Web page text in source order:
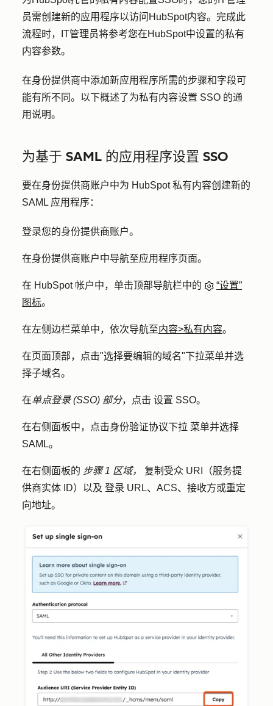
员需创建新的应用程序以访问HubSpot内容。完成此
流程时，IT管理员将参考您在HubSpot中设置的私有
内容参数。
在身份提供商中添加新应用程序所需的步骤和字段可
能有所不同。以下概述了为私有内容设置 SSO 的通
用说明。
为基于 SAML 的应用程序设置 SSO
要在身份提供商账户中为 HubSpot 私有内容创建新的
SAML 应用程序：
登录您的身份提供商账户。
在身份提供商账户中导航至应用程序页面。
在 HubSpot 帐户中，单击顶部导航栏中的
“设置”
图标。
在左侧边栏菜单中，依次导航至内容>私有内容。
在页面顶部，点击"选择要编辑的域名"下拉菜单并选
择子域名。
在单点登录 (SSO) 部分，点击 设置 SSO。
在右侧面板中，点击身份验证协议下拉 菜单并选择
SAML。
在右侧面板的 步骤 1 区域， 复制受众 URI（服务提
供商实体 ID）以及 登录 URL、ACS、接收方或重定
向地址。